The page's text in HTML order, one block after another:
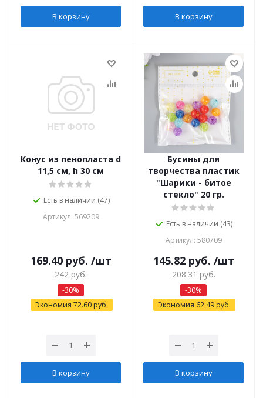
В корзину В корзину
Конус из пенопласта d
11,5 см, h 30 см
Есть в наличии (47)
Артикул: 569209
169.40руб. /шт
242руб.
-30%
Экономия 72.60 руб.
В корзину
Бусины для
творчества пластик
"Шарики - битое
стекло" 20 гр.
Есть в наличии (43)
Артикул: 580709
145.82руб. /шт
208.31руб.
-30%
Экономия 62.49 руб.
В корзину